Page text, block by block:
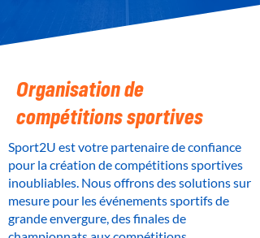
Organisation de
compétitions sportives
Sport2U est votre partenaire de confiance
pour la création de compétitions sportives
inoubliables. Nous offrons des solutions sur
mesure pour les événements sportifs de
grande envergure, des finales de